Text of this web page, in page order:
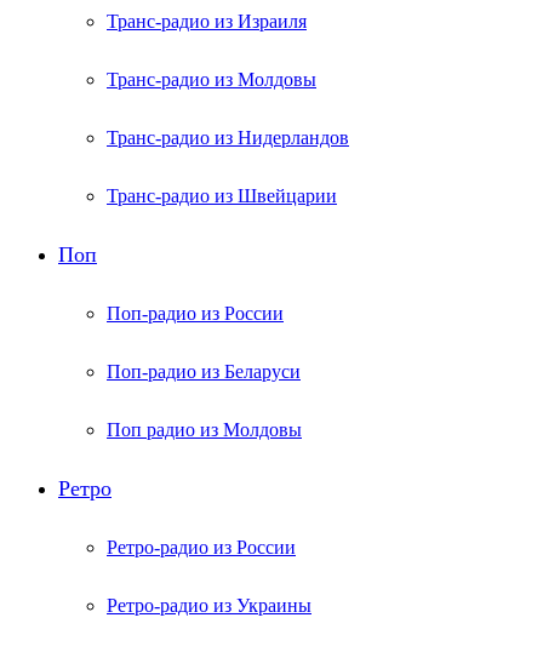
Транс-радио из Израиля
Транс-радио из Молдовы
Транс-радио из Нидерландов
Транс-радио из Швейцарии
Поп
Поп-радио из России
Поп-радио из Беларуси
Поп радио из Молдовы
Ретро
Ретро-радио из России
Ретро-радио из Украины